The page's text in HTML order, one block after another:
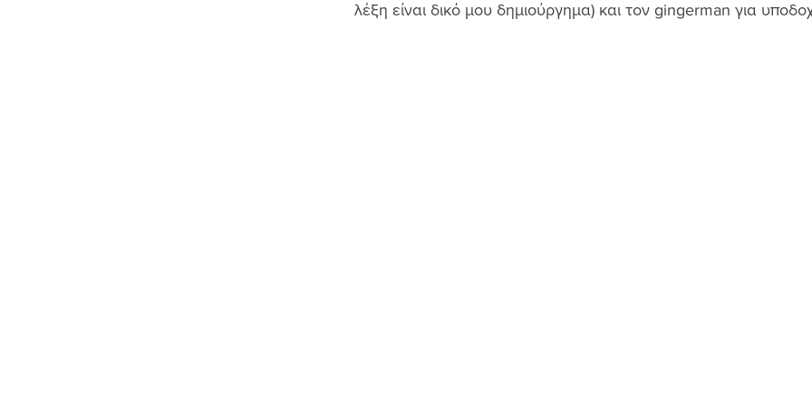
λέξη είναι δικό μου δημιούργημα) και τον gingerman για